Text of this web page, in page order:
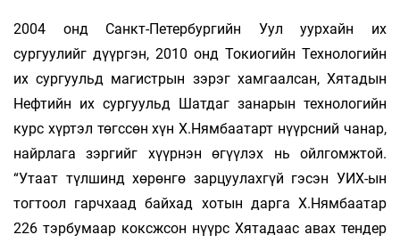
2004 онд Санкт-Петербургийн Уул уурхайн их
сургуулийг дүүргэн, 2010 онд Токиогийн Технологийн
их сургуульд магистрын зэрэг хамгаал­сан, Хятадын
Нефтийн их сургуульд Шатдаг занарын технологийн
курс хүртэл төгссөн хүн Х.Нямбаатарт нүүрсний чанар,
найрлага зэргийг хүүрнэн өгүүлэх нь ойлгомжтой.
“Утаат түлшинд хөрөнгө зарцуулахгүй гэсэн УИХ-ын
тогтоол гарчхаад байхад хотын дарга Х.Нямбаатар
226 тэрбумаар коксжсон нүүрс Хятадаас авах тендер